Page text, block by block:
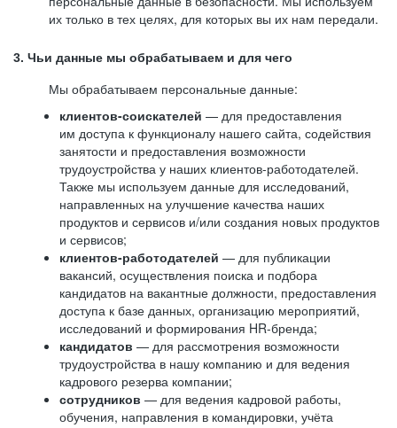
их только в тех целях, для которых вы их нам передали.
3. Чьи данные мы обрабатываем и для чего
Мы обрабатываем персональные данные:
клиентов-соискателей — для предоставления
им доступа к функционалу нашего сайта, содействия
занятости и предоставления возможности
трудоустройства у наших клиентов-работодателей.
Также мы используем данные для исследований,
направленных на улучшение качества наших
продуктов и сервисов и/или создания новых продуктов
и сервисов;
клиентов-работодателей — для публикации
вакансий, осуществления поиска и подбора
кандидатов на вакантные должности, предоставления
доступа к базе данных, организацию мероприятий,
исследований и формирования HR-бренда;
кандидатов — для рассмотрения возможности
трудоустройства в нашу компанию и для ведения
кадрового резерва компании;
сотрудников — для ведения кадровой работы,
обучения, направления в командировки, учёта